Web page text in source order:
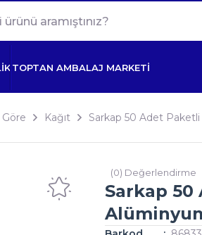
TOPTAN AMBALAJ MARKETİ
Kağıt Sarkap 50 Adet
(0) Değerlendirme
Sarkap